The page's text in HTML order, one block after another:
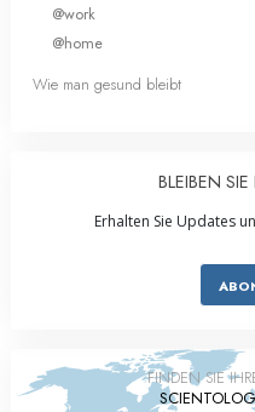
@work
@home
Wie man gesund bleibt
BLEIBEN
Erhalten Sie Updates
FINDEN SIE